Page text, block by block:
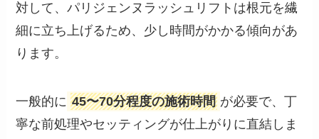
対して、パリジェンヌラッシュリフトは根元を繊
細に立ち上げるため、少し時間がかかる傾向があ
ります。
一般的に 45〜70分程度の施術時間 が必要で、丁
寧な前処理やセッティングが仕上がりに直結しま